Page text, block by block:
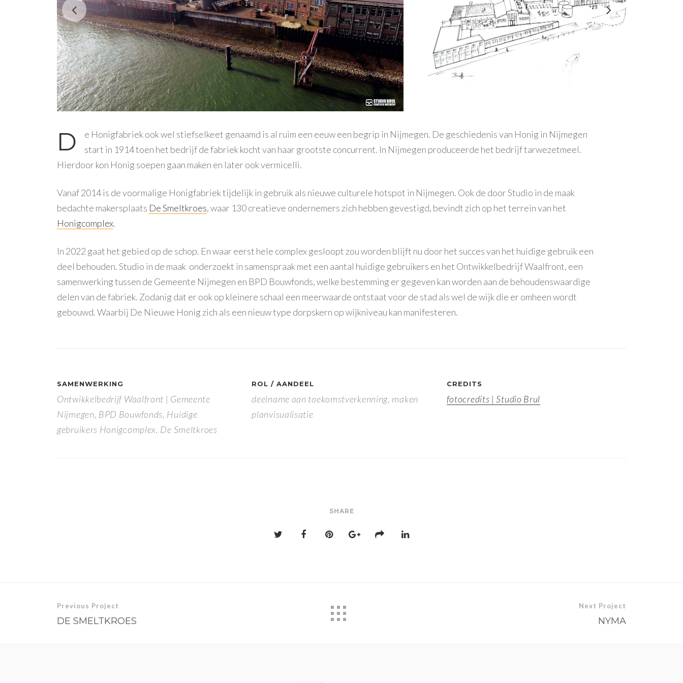
D
e Honigfabriek ook wel stiefselkeet genaamd is al ruim een eeuw een begrip in Nijmegen. De geschiedenis van Honig in Nijmegen
start in 1914 toen het bedrijf de fabriek kocht van haar grootste concurrent. In Nijmegen produceerde het bedrijf tarwezetmeel.
Hierdoor kon Honig soepen gaan maken en later ook vermicelli.
Vanaf 2014 is de voormalige Honigfabriek tijdelijk in gebruik als nieuwe culturele hotspot in Nijmegen. Ook de door Studio in de maak
bedachte makersplaats De Smeltkroes, waar 130 creatieve ondernemers zich hebben gevestigd, bevindt zich op het terrein van het
Honigcomplex.
In 2022 gaat het gebied op de schop. En waar eerst hele complex gesloopt zou worden blijft nu door het succes van het huidige gebruik een
deel behouden. Studio in de maak onderzoekt in samenspraak met een aantal huidige gebruikers en het Ontwikkelbedrijf Waalfront, een
samenwerking tussen de Gemeente Nijmegen en BPD Bouwfonds, welke bestemming er gegeven kan worden aan de behoudenswaardige
delen van de fabriek. Zodanig dat er ook op kleinere schaal een meerwaarde ontstaat voor de stad als wel de wijk die er omheen wordt
gebouwd. Waarbij De Nieuwe Honig zich als een nieuw type dorpskern op wijkniveau kan manifesteren.
SAMENWERKING
Ontwikkelbedrijf Waalfront | Gemeente
Nijmegen, BPD Bouwfonds, Huidige
gebruikers Honigcomplex, De Smeltkroes
ROL / AANDEEL
deelname aan toekomstverkenning, maken
planvisualisatie
CREDITS
fotocredits | Studio Brul
SHARE
Previous Project
DE SMELTKROES
Next Project
NYMA